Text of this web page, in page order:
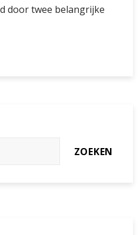
door twee belangrijke
ZOEKEN